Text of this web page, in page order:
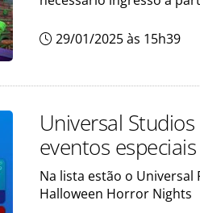
29/01/2025 às 15h39
Universal
eventos
Na lista estão o
Halloween Horror Nights